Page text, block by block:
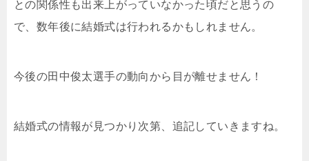
との関係性も出来上がっていなかった頃だと思うの
で、数年後に結婚式は行われるかもしれません。
今後の田中俊太選手の動向から目が離せません！
結婚式の情報が見つかり次第、追記していきますね。